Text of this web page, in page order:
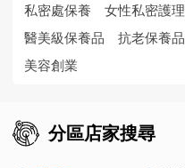
私密處保養
女性私密護理
醫美級保養品
抗老保養品
美容創業
分區店家搜尋